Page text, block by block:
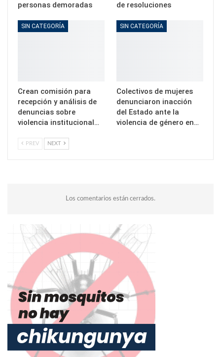
personas demoradas
de resoluciones
SIN CATEGORÍA
Crean comisión para
recepción y análisis de
denuncias sobre
violencia institucional…
SIN CATEGORÍA
Colectivos de mujeres
denunciaron inacción
del Estado ante la
violencia de género en…
PREV NEXT
Los comentarios están cerrados.